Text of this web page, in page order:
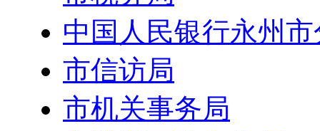
中国人民银行永州
市信访局
市机关事务局